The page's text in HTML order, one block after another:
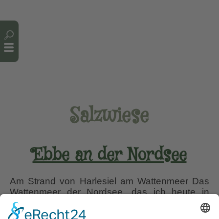
Salzwiese
Ebbe an der Nordsee
Am Strand von Harlesiel am Wattenmeer Das
Wattenmeer der Nordsee, das ich heute in
Carolinensiel am Strand Harlesiels
kennengelernt habe, ist Weltkulturerbe. Gerade